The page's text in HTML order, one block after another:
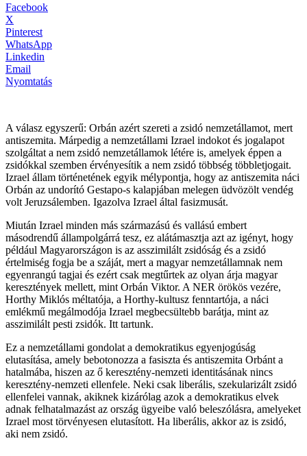
Facebook
X
Pinterest
WhatsApp
Linkedin
Email
Nyomtatás
A válasz egyszerű: Orbán azért szereti a zsidó nemzetállamot, mert
antiszemita. Márpedig a nemzetállami Izrael indokot és jogalapot
szolgáltat a nem zsidó nemzetállamok létére is, amelyek éppen a
zsidókkal szemben érvényesítik a nem zsidó többség többletjogait.
Izrael állam történetének egyik mélypontja, hogy az antiszemita náci
Orbán az undorító Gestapo-s kalapjában melegen üdvözölt vendég
volt Jeruzsálemben. Igazolva Izrael által fasizmusát.
Miután Izrael minden más származású és vallású embert
másodrendű állampolgárrá tesz, ez alátámasztja azt az igényt, hogy
például Magyarországon is az asszimilált zsidóság és a zsidó
értelmiség fogja be a száját, mert a magyar nemzetállamnak nem
egyenrangú tagjai és ezért csak megtűrtek az olyan árja magyar
keresztények mellett, mint Orbán Viktor. A NER örökös vezére,
Horthy Miklós méltatója, a Horthy-kultusz fenntartója, a náci
emlékmű megálmodója Izrael megbecsültebb barátja, mint az
asszimilált pesti zsidók. Itt tartunk.
Ez a nemzetállami gondolat a demokratikus egyenjogúság
elutasítása, amely bebotonozza a fasiszta és antiszemita Orbánt a
hatalmába, hiszen az ő keresztény-nemzeti identitásának nincs
keresztény-nemzeti ellenfele. Neki csak liberális, szekularizált zsidó
ellenfelei vannak, akiknek kizárólag azok a demokratikus elvek
adnak felhatalmazást az ország ügyeibe való beleszólásra, amelyeket
Izrael most törvényesen elutasított. Ha liberális, akkor az is zsidó,
aki nem zsidó.